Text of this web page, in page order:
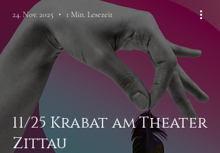
11/25 Krabat am Theater
Zittau
24. Nov. 2025 1 Min. Lesezeit